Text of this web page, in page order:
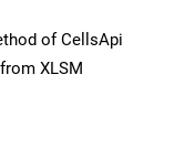
of CellsApi
XLSM